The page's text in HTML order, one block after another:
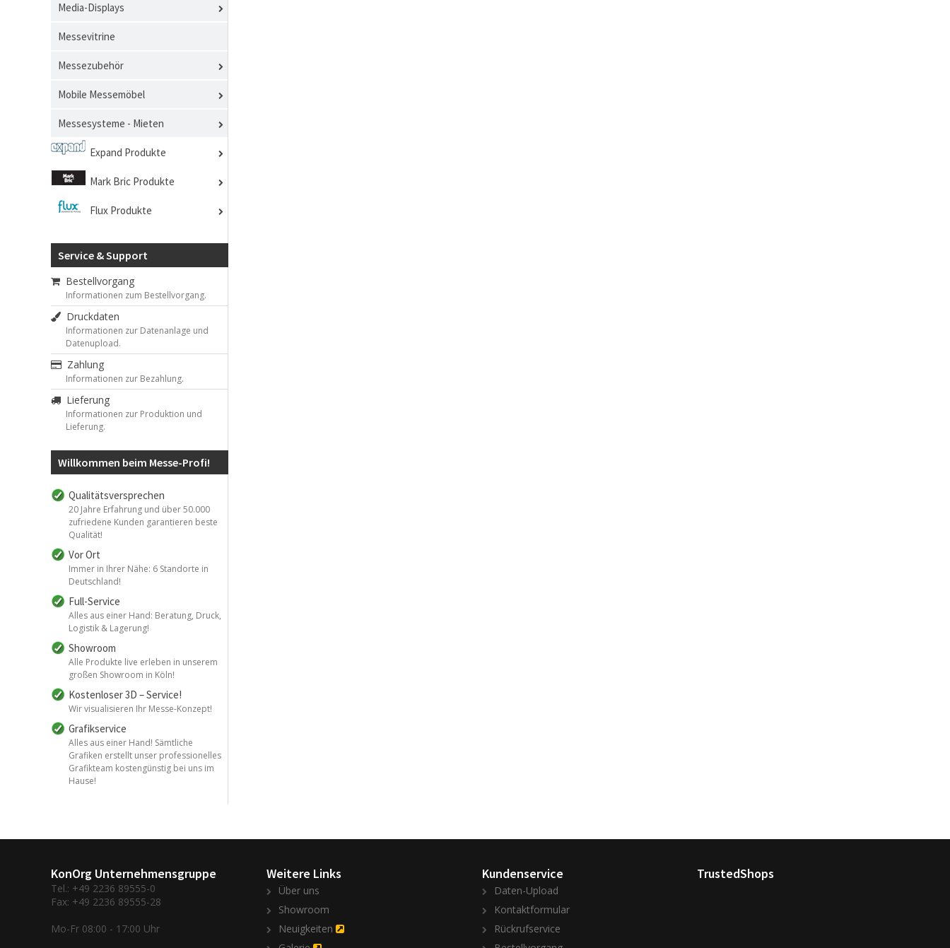
Media-Displays
Messevitrine
Messezubehör
Mobile Messemöbel
Messesysteme - Mieten
Expand Produkte
Mark Bric Produkte
Flux Produkte
Service & Support
Bestellvorgang
Informationen zum Bestellvorgang.
Druckdaten
Informationen zur Datenanlage und
Datenupload.
Zahlung
Informationen zur Bezahlung.
Lieferung
Informationen zur Produktion und
Lieferung.
Willkommen beim Messe-Profi!
Qualitätsversprechen
20 Jahre Erfahrung und über 50.000
zufriedene Kunden garantieren beste
Qualität!
Vor Ort
Immer in Ihrer Nähe: 6 Standorte in
Deutschland!
Full-Service
Alles aus einer Hand: Beratung, Druck,
Logistik & Lagerung!
Showroom
Alle Produkte live erleben in unserem
großen Showroom in Köln!
Kostenloser 3D – Service!
Wir visualisieren Ihr Messe-Konzept!
Grafikservice
Alles aus einer Hand! Sämtliche
Grafiken erstellt unser professionelles
Grafikteam kostengünstig bei uns im
Hause!
KonOrg Unternehmensgruppe
Tel.: +49 2236 89555-0
Fax: +49 2236 89555-28
Mo-Fr 08:00 - 17:00 Uhr
Weitere Links
Über uns
Showroom
Neuigkeiten
Kundenservice
Daten-Upload
Kontaktformular
Rückrufservice
TrustedShops